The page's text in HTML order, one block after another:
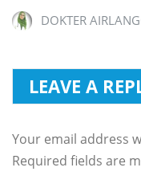
DOKTER
LEAVE A
Your email address
Required fields are